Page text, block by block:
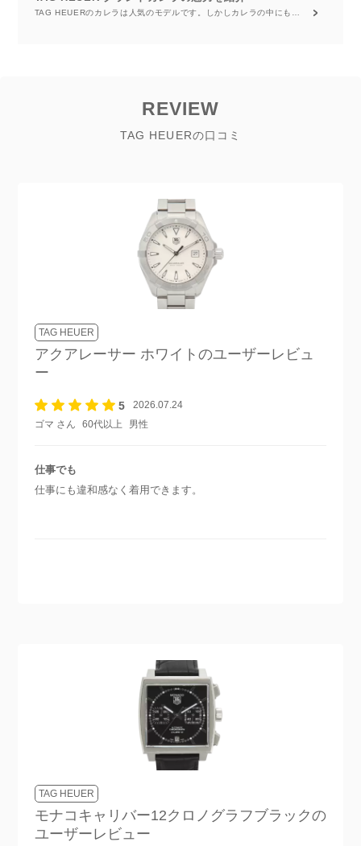
REVIEW
TAG HEUERの口コミ
TAG HEUER
アクアレーサー ホワイト のユーザーレビュ
ー
5
2026.07.24
ゴマ さん
60代以上 男性
仕事でも
仕事にも違和感なく着用できます。
TAG HEUER
モナコキャリバー12クロノグラフブラックの
ユーザーレビュー